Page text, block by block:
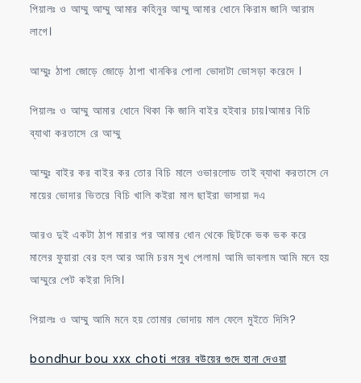
পিয়ালঃ ও আম্মু আম্মু আমার কহিনুর আম্মু আমার ধোনে কিরাম জানি আরাম
লাগে।
আম্মুঃ ঠাপা জোড়ে জোড়ে ঠাপা খানকির পোলা ভোদাটা ভোসড়া করেদে ।
পিয়ালঃ ও আম্মু আমার ধোনে থিকা কি জানি বাইর হইবার চায়।আমার বিচি
ব্যাথা করতাসে রে আম্মু
আম্মুঃ বাইর কর বাইর কর তোর বিচি মালে ওভারলোড তাই ব্যাথা করতাসে নে
মায়ের ভোদার ভিতরে বিচি খালি কইরা মাল ছাইরা ভাসায়া দএ
আরও দুই একটা ঠাপ মারার পর আমার ধোন থেকে ছিটকে ভক ভক করে
মালের ফুয়ারা বের হল আর আমি চরম সুখ পেলাম। আমি ভাবলাম আমি মনে হয়
আম্মুরে পেট কইরা দিসি।
পিয়ালঃ ও আম্মু আমি মনে হয় তোমার ভোদায় মাল ফেলে মুইতে দিসি?
bondhur bou xxx choti পরের বউয়ের গুদে হানা দেওয়া